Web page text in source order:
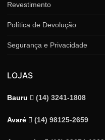
Revestimento
Política de Devolução
Segurança e Privacidade
LOJAS
Bauru (14) 3241-1808
Avaré (14) 98125-2659